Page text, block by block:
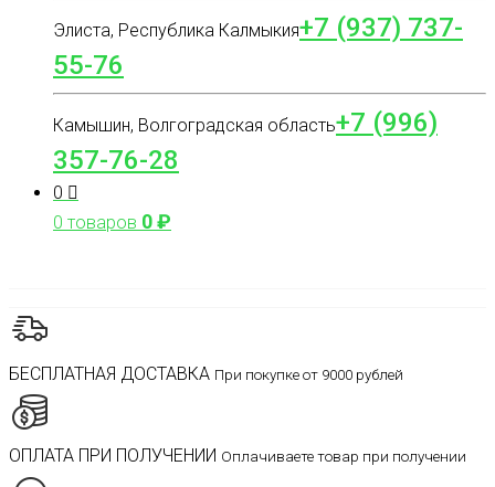
Элиста, Республика Калмыкия+7 (937) 737-
55-76
Камышин, Волгоградская область+7 (996)
357-76-28
0
0 товаров 0₽
БЕСПЛАТНАЯ ДОСТАВКА При покупке от 9000 рублей
ОПЛАТА ПРИ ПОЛУЧЕНИИ Оплачиваете товар при получении